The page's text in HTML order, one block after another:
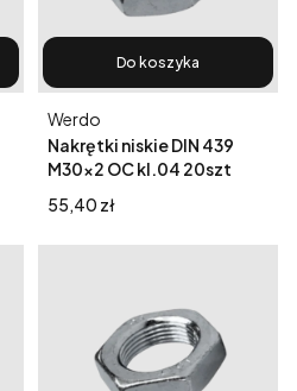
Do koszyka
Nakrętki niskie DIN 439
M30x2 OC kl.04 20szt
Producent
Werdo
Cena
55,40 zł